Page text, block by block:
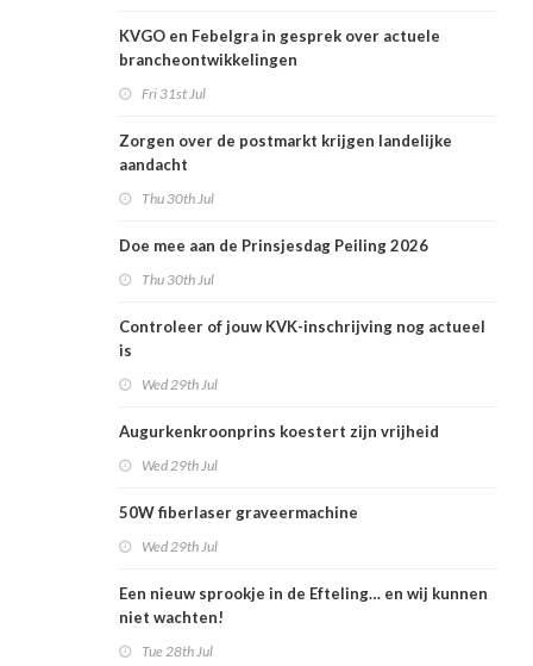
KVGO en Febelgra in gesprek over actuele
brancheontwikkelingen
Fri 31st Jul
Zorgen over de postmarkt krijgen landelijke
aandacht
Thu 30th Jul
Doe mee aan de Prinsjesdag Peiling 2026
Thu 30th Jul
Controleer of jouw KVK-inschrijving nog actueel
is
Wed 29th Jul
Augurkenkroonprins koestert zijn vrijheid
Wed 29th Jul
50W fiberlaser graveermachine
Wed 29th Jul
Een nieuw sprookje in de Efteling… en wij kunnen
niet wachten!
Tue 28th Jul